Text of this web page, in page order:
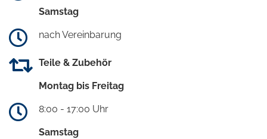
Samstag
nach Vereinbarung
Teile & Zubehör
Montag bis Freitag
8:00 - 17:00 Uhr
Samstag